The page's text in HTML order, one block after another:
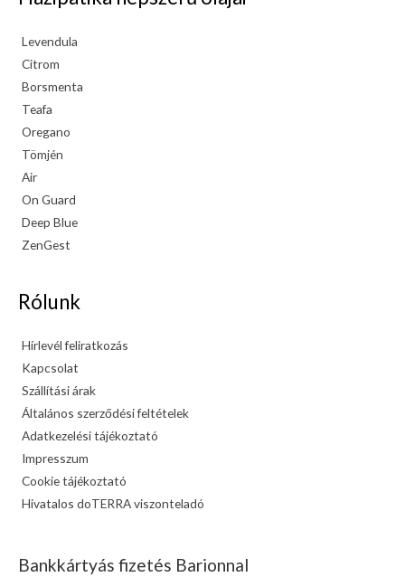
Levendula
Citrom
Borsmenta
Teafa
Oregano
Tömjén
Air
On Guard
Deep Blue
ZenGest
Rólunk
Hírlevél feliratkozás
Kapcsolat
Szállítási árak
Általános szerződési feltételek
Adatkezelési tájékoztató
Impresszum
Cookie tájékoztató
Hivatalos doTERRA viszonteladó
Bankkártyás fizetés Barionnal